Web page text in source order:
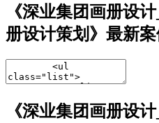
《深业集团画册设
册设计策划》最新案
《深业集团画册设